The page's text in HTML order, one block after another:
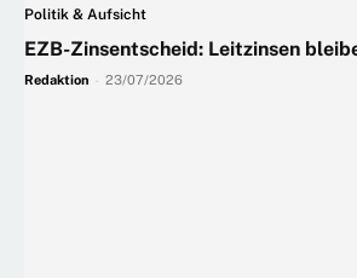
Politik & Aufsicht
EZB-Zinsentscheid: Leitzinsen
Redaktion 23/07/2026